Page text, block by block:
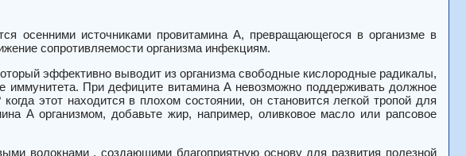
осенними источниками провитамина А, превращающегося в организме в
сопротивляемости организма инфекциям.
эффективно выводит из организма свободные кислородные радикалы,
иммунитета. При дефиците витамина А невозможно поддерживать должное
этот находится в плохом состоянии, он становится легкой тропой для
А организмом, добавьте жир, например, оливковое масло или рапсовое
волокнами , создающими благоприятную основу для развития полезной